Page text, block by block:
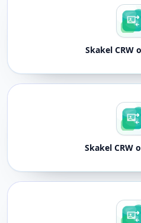
Skakel CRW
Skakel CRW